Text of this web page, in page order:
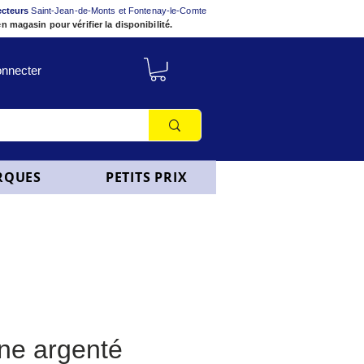
Saint-Jean-de-Monts et Fontenay-le-Comte
magasin pour vérifier la disponibilité.
PETITS PRIX
argenté